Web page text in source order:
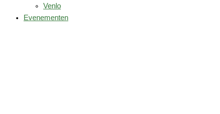
Venlo
Evenementen